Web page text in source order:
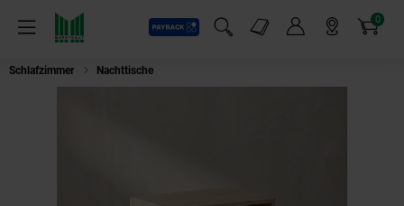
Menü
Payback
Suchfeld einblenden
Markt-Angebote 0
Artikel
Schlafzimmer Nachttische